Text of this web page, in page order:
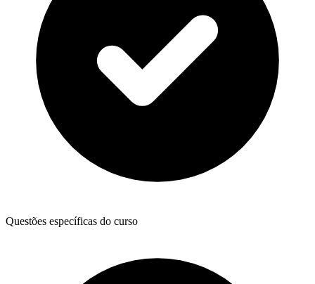
Questões específicas do curso